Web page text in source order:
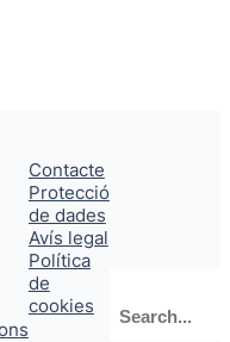
Contacte
Protecció
de dades
Avís legal
Política
de
cookies